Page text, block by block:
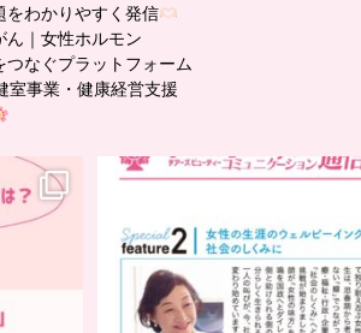
をわかりやすく発信
ん｜女性ホルモン
つなぐプラットフォーム
室事業・健康経営支援
..
コミュニケーション通信とは
...
8 0